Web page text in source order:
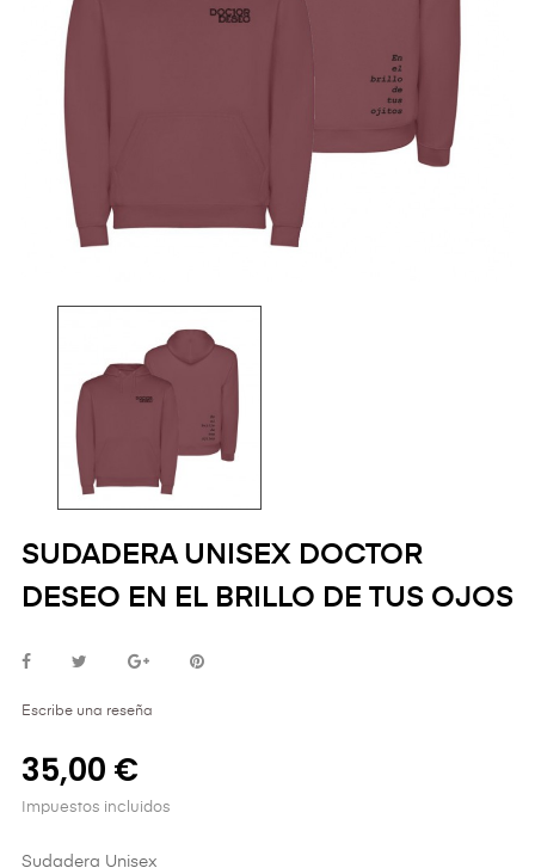
SUDADERA UNISEX DOCTOR
DESEO EN EL BRILLO DE TUS OJOS
Escribe una reseña
35,00 €
Impuestos incluidos
Sudadera Unisex